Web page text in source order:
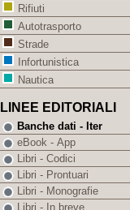
Rifiuti
Autotrasporto
Strade
Infortunistica
Nautica
LINEE EDITORIALI
Banche dati - Iter
eBook - App
Libri - Codici
Libri - Prontuari
Libri - Monografie
Libri - In breve